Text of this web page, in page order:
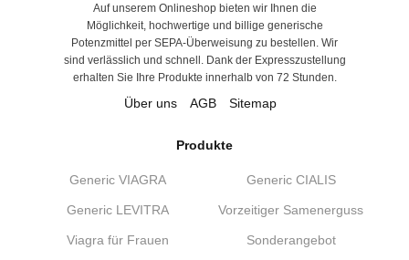
Auf unserem Onlineshop bieten wir Ihnen die
Möglichkeit, hochwertige und billige generische
Potenzmittel per SEPA-Überweisung zu bestellen. Wir
sind verlässlich und schnell. Dank der Expresszustellung
erhalten Sie Ihre Produkte innerhalb von 72 Stunden.
Über uns AGB Sitemap
Produkte
Generic VIAGRA Generic CIALIS
Generic LEVITRA Vorzeitiger Samenerguss
Viagra für Frauen Sonderangebot